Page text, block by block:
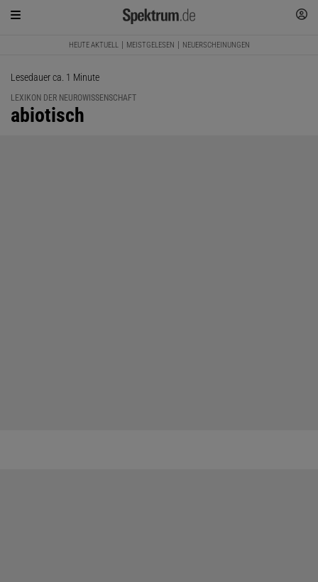
HEUTE AKTUELL MEISTGELESEN NEUERSCHEINUNGEN
Lesedauer ca. 1 Minute
LEXIKON DER NEUROWISSENSCHAFT
:
abiotisch